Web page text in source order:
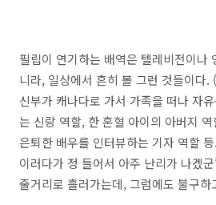
필립이 연기하는 배역은 텔레비전이나
니라, 일상에서 흔히 볼 그런 것들이다.
신부가 캐나다로 가서 가족을 떠나 자
는 신랑 역할, 한 혼혈 아이의 아버지
은퇴한 배우를 인터뷰하는 기자 역할
이러다가 정 들어서 아주 난리가 나겠
줄거리로 흘러가는데, 그럼에도 불구하